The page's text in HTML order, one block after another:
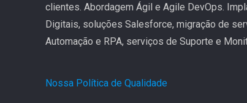
clientes. Abordagem Ágil e Agile DevOps.
Digitais, soluções Salesforce, migração de
Automação e RPA, serviços de Suporte e
Nossa Política de Qualidade